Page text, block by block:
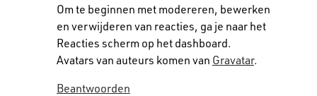
Om te beginnen met modereren, bewerken
en verwijderen van reacties, ga je naar het
Reacties scherm op het dashboard.
Avatars van auteurs komen van Gravatar.
Beantwoorden